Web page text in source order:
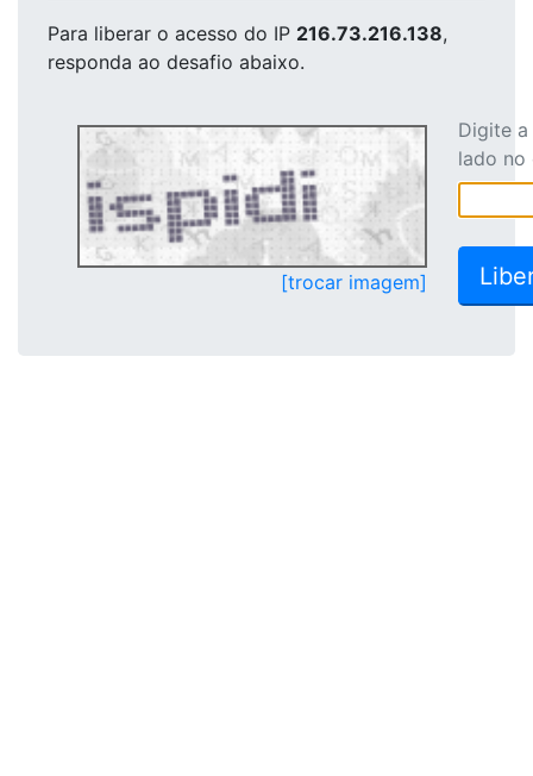
Para liberar o acesso do IP 216.73.216.138,
responda ao desafio abaixo.
[trocar imagem]
Digite
lado no